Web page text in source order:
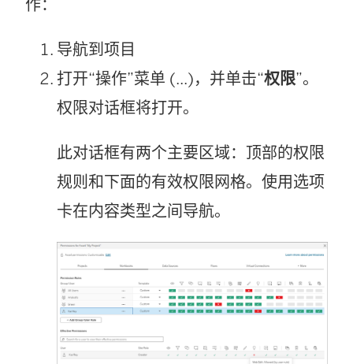
作：
导航到项目
打开“操作”菜单 (...)，并单击“权限”。
权限对话框将打开。
此对话框有两个主要区域：顶部的权限
规则和下面的有效权限网格。使用选项
卡在内容类型之间导航。